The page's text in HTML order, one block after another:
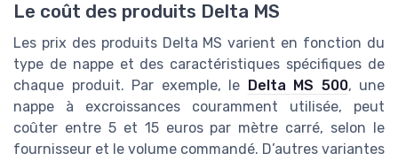
Le coût des produits Delta MS
Les prix des produits Delta MS varient en fonction du
type de nappe et des caractéristiques spécifiques de
chaque produit. Par exemple, le
Delta MS 500, une
nappe à excroissances couramment utilisée, peut
coûter entre 5 et 15 euros par mètre carré, selon le
fournisseur et le volume commandé. D’autres variantes